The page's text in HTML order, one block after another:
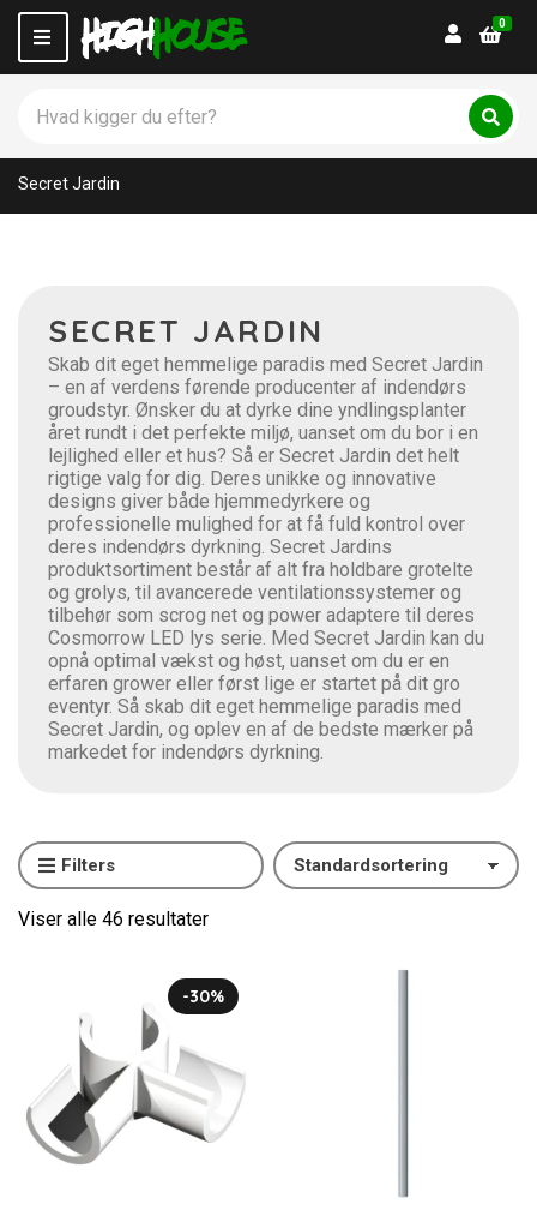
M
e
u
t
e
g
r
o
S
Login
0
Secret Jardin
SECRET JARDIN
Skab dit eget hemmelige paradis med Secret Jardin
– en af ​​verdens førende producenter af indendørs
groudstyr. Ønsker du at dyrke dine yndlingsplanter
året rundt i det perfekte miljø, uanset om du bor i en
lejlighed eller et hus? Så er Secret Jardin det helt
rigtige valg for dig. Deres unikke og innovative
designs giver både hjemmedyrkere og
professionelle mulighed for at få fuld kontrol over
deres indendørs dyrkning. Secret Jardins
produktsortiment består af alt fra holdbare grotelte
og grolys, til avancerede ventilationssystemer og
tilbehør som scrog net og power adaptere til deres
Cosmorrow LED lys serie. Med Secret Jardin kan du
opnå optimal vækst og høst, uanset om du er en
erfaren grower eller først lige er startet på dit gro
eventyr. Så skab dit eget hemmelige paradis med
Secret Jardin, og oplev en af ​​de bedste mærker på
markedet for indendørs dyrkning.
Filters
Viser alle 46 resultater
-30%